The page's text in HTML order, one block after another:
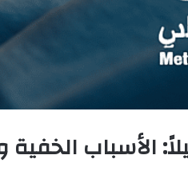
الأسباب الخفية